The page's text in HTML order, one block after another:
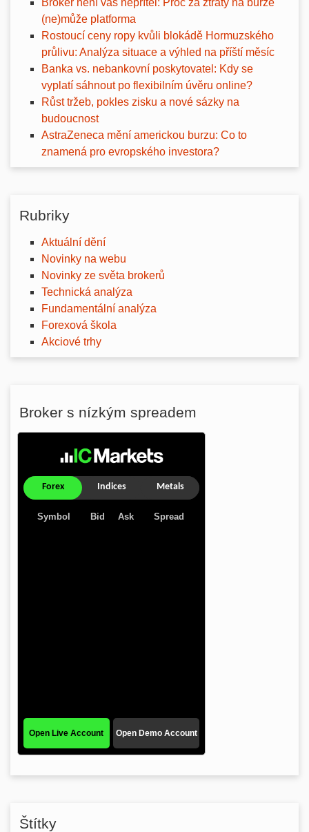
(ne)může platforma
Rostoucí ceny ropy kvůli blokádě Hormuzského
průlivu: Analýza situace a výhled na příští měsíc
Banka vs. nebankovní poskytovatel: Kdy se
vyplatí sáhnout po flexibilním úvěru online?
Růst tržeb, pokles zisku a nové sázky na
budoucnost
AstraZeneca mění americkou burzu: Co to
znamená pro evropského investora?
Rubriky
Aktuální dění
Novinky na webu
Novinky ze světa brokerů
Technická analýza
Fundamentální analýza
Forexová škola
Akciové trhy
Broker s nízkým spreadem
Štítky